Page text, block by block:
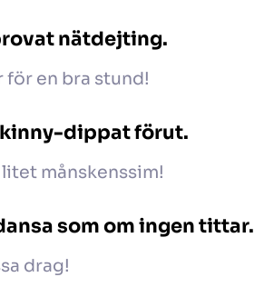
nätdejting.
för en bra stund!
dippat förut.
månskenssim!
som om ingen tittar.
drag!